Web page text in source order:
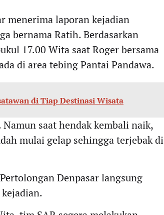
menerima laporan kejadian
bernama Ratih. Berdasarkan
17.00 Wita saat Roger bersama
di area tebing Pantai Pandawa.
di Tiap Destinasi Wisata
saat hendak kembali naik,
mulai gelap sehingga terjebak di
Denpasar langsung